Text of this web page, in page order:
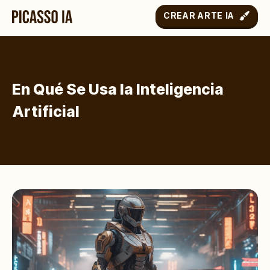
CREAR ARTE IA
En Qué Se Usa la Inteligencia
Artificial